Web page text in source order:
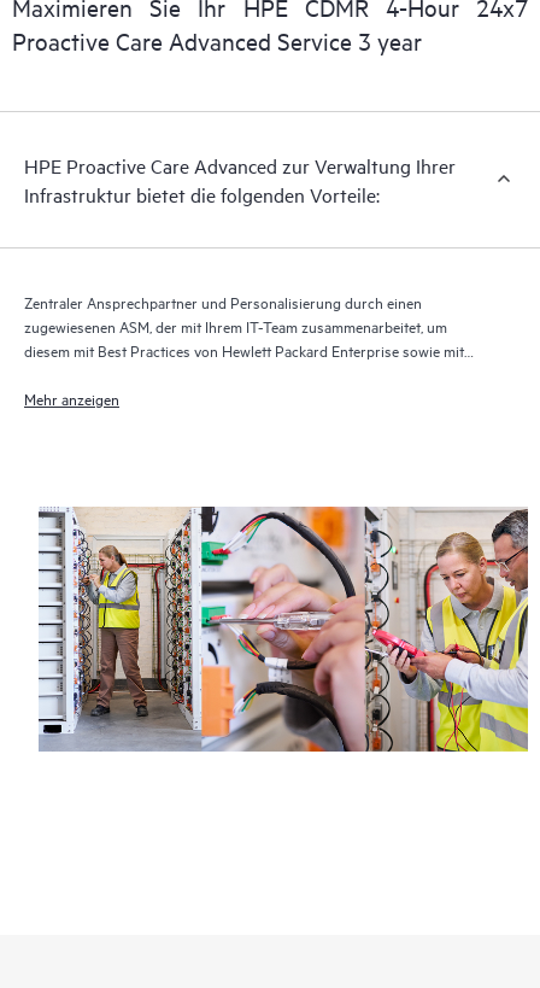
Bei HPE Proactive Care Advanced wird Technologie für
von Daten verwendet, um die Erbringung der Support- und
Version der Technologie für Remote-Support ist erforderlich,
damit dieser Supportservice vollständig erbracht werden kann.
Maximieren Sie Ihr HPE CDMR 4-Hour 24x7
Proactive Care Advanced Service 3 year
HPE Proactive Care Advanced zur Verwaltung Ihrer
Infrastruktur bietet die folgenden Vorteile:
Zentraler Ansprechpartner und Personalisierung durch einen
zugewiesenen ASM, der mit Ihrem IT-Team zusammenarbeitet, um
diesem mit Best Practices von Hewlett Packard Enterprise sowie mit
zur Seite zu stehen
Mehr anzeigen